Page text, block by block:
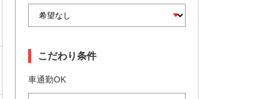
こだわり条件
車通勤OK